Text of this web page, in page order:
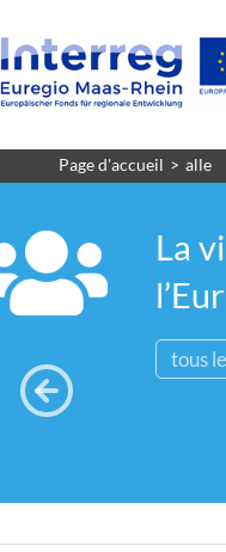
Page d'accueil alle
La
tous